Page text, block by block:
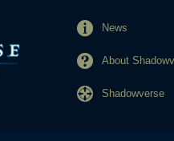
News
About
Shadowverse